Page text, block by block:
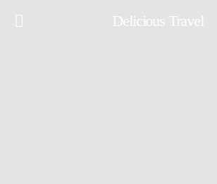
Delicious Travel